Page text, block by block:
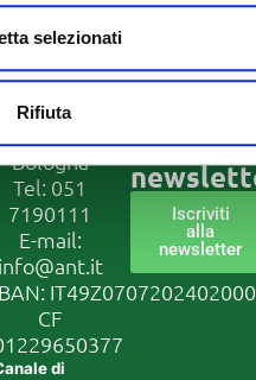
selezionati
Rifiuta
Pannuti
ETS
via Jacopo
di Paolo 36
Bologna
Tel: 051
7190111
E-mail:
info@ant.it
CF
di
alla
Iscriviti
alla
newsletter